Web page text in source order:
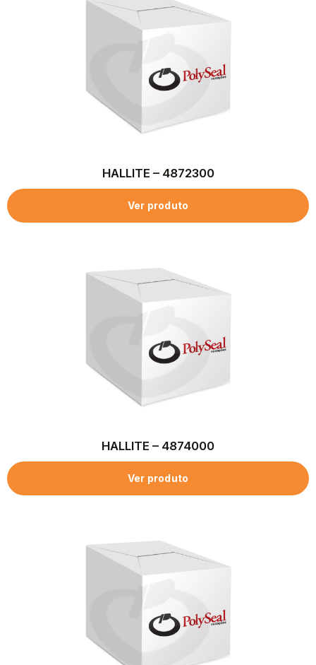
HALLITE – 4872300
Ver produto
HALLITE – 4874000
Ver produto